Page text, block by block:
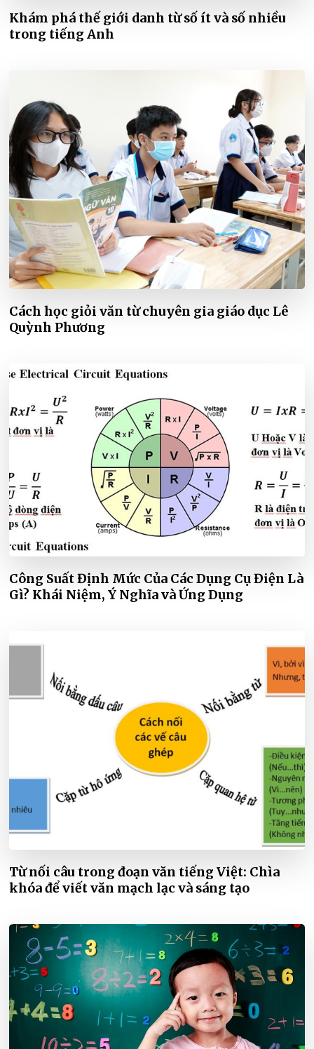
Khám phá thế giới danh từ số ít và số nhiều
trong tiếng Anh
Cách học giỏi văn từ chuyên gia giáo dục Lê
Quỳnh Phương
Công Suất Định Mức Của Các Dụng Cụ Điện Là
Gì? Khái Niệm, Ý Nghĩa và Ứng Dụng
Từ nối câu trong đoạn văn tiếng Việt: Chìa
khóa để viết văn mạch lạc và sáng tạo